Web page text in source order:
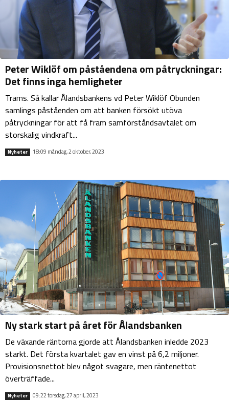
Peter Wiklöf om påståendena om påtryckningar:
Det finns inga hemligheter
Trams. Så kallar Ålandsbankens vd Peter Wiklöf Obunden
samlings påståenden om att banken försökt utöva
påtryckningar för att få fram samförståndsavtalet om
storskalig vindkraft...
Nyheter 18:09 måndag, 2 oktober, 2023
Ny stark start på året för Ålandsbanken
De växande räntorna gjorde att Ålandsbanken inledde 2023
starkt. Det första kvartalet gav en vinst på 6,2 miljoner.
Provisionsnettot blev något svagare, men räntenettot
överträffade...
Nyheter 09:22 torsdag, 27 april, 2023